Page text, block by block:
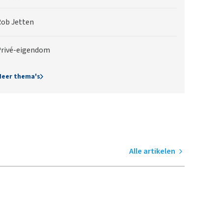
Jetten
eigendom
thema's
Alle artikelen